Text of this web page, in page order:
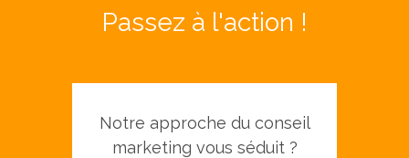
Passez à l'action !
Notre approche du conseil
marketing vous séduit ?